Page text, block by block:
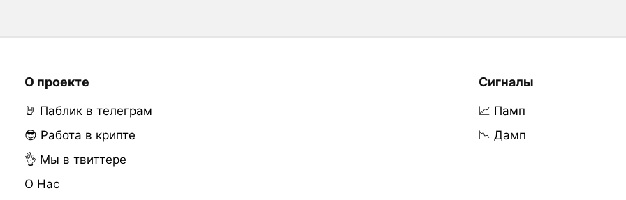
О проекте
🤘 Паблик в телеграм
😎 Работа в крипте
👌 Мы в твиттере
О Нас
Сигналы
📈 Памп
📉 Дамп